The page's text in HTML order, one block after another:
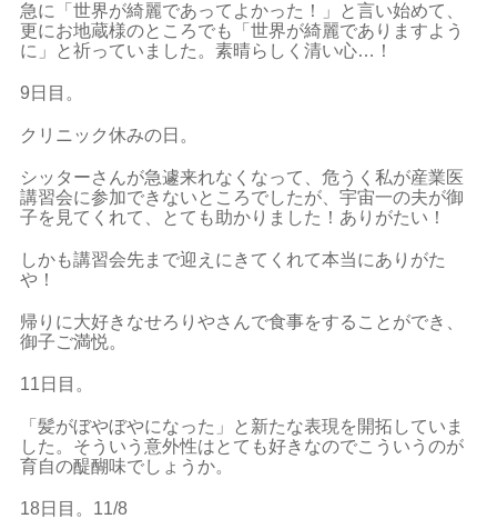
急に「世界が綺麗であってよかった！」と言い始めて、
更にお地蔵様のところでも「世界が綺麗でありますよう
に」と祈っていました。素晴らしく清い心…！
9日目。
クリニック休みの日。
シッターさんが急遽来れなくなって、危うく私が産業医
講習会に参加できないところでしたが、宇宙一の夫が御
子を見てくれて、とても助かりました！ありがたい！
しかも講習会先まで迎えにきてくれて本当にありがた
や！
帰りに大好きなせろりやさんで食事をすることができ、
御子ご満悦。
11日目。
「髪がぼやぼやになった」と新たな表現を開拓していま
した。そういう意外性はとても好きなのでこういうのが
育自の醍醐味でしょうか。
18日目。11/8